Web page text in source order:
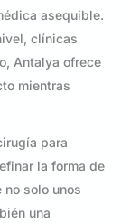
asequible.
clínicas
Antalya ofrece
mientras
para
la forma de
no solo unos
una